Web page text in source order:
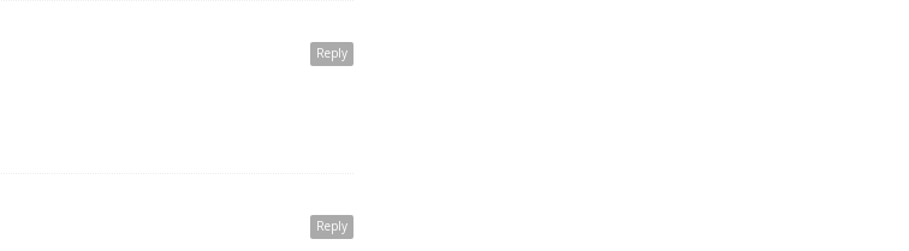
Reply
Reply